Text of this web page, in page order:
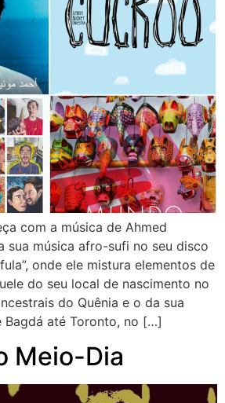
com a música de Ahmed
sua música afro-sufi no seu disco
onde ele mistura elementos de
do seu local de nascimento no
do Quênia e o da sua
até Toronto, no […]
Meio-Dia